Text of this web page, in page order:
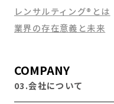
レンサルティング®とは
業界の存在意義と未来
COMPANY
03.会社について